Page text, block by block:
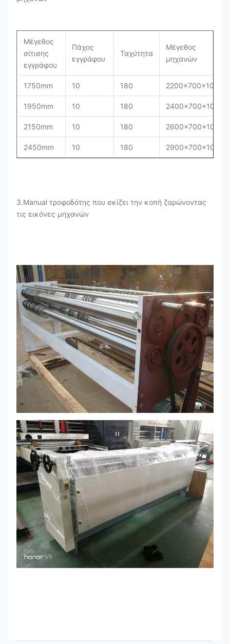
Μέγεθος
σίτισης
εγγράφου
Πάχος
εγγράφου
Ταχύτητα
Μέγεθος
μηχανών
1750mm 10 180 2200×700×1050
1950mm 10 180 2400×700×1050
2150mm 10 180 2600×700×1050
2450mm 10 180 2900×700×1050
3.Manual τροφοδότης που σκίζει την κοπή ζαρώνοντας
τις εικόνες μηχανών